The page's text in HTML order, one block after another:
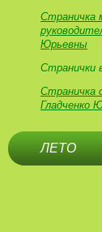
Страничка
Юрьевны
Странички
Страничка
Гладченко
ЛЕТО